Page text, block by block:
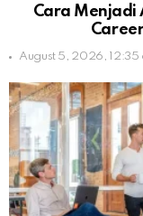
Cara Menjadi
August 5, 2026, 12:35